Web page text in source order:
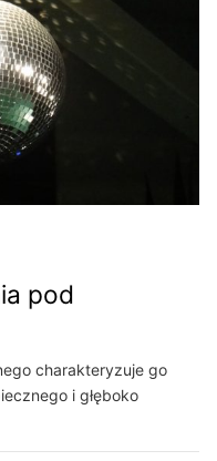
pod
charakteryzuje go
i głęboko